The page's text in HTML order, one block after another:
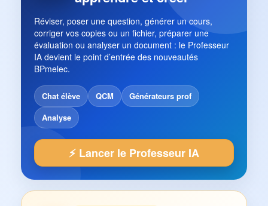
Réviser, poser une question, générer un cours,
corriger vos copies ou un fichier, préparer une
évaluation ou analyser un document : le Professeur
IA devient le point d’entrée des nouveautés
BPmelec.
Chat élève QCM
Générateurs prof
Analyse
⚡ Lancer le Professeur IA